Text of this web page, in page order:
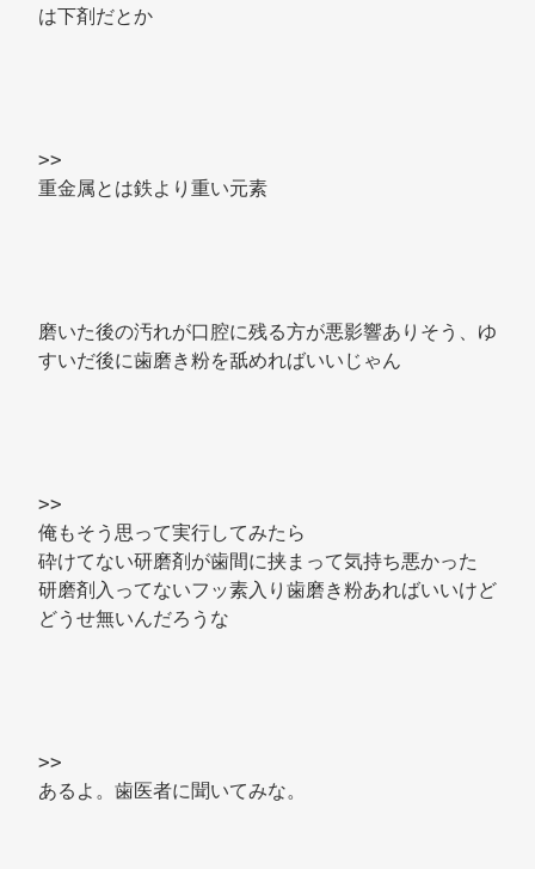
は下剤だとか
>>
重金属とは鉄より重い元素
磨いた後の汚れが口腔に残る方が悪影響ありそう、ゆ
すいだ後に歯磨き粉を舐めればいいじゃん
>>
俺もそう思って実行してみたら
砕けてない研磨剤が歯間に挟まって気持ち悪かった
研磨剤入ってないフッ素入り歯磨き粉あればいいけど
どうせ無いんだろうな
>>
あるよ。歯医者に聞いてみな。